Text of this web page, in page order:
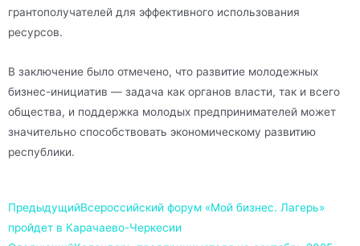
грантополучателей для эффективного использования
ресурсов.
В заключение было отмечено, что развитие молодежных
бизнес-инициатив — задача как органов власти, так и всего
общества, и поддержка молодых предпринимателей может
значительно способствовать экономическому развитию
республики.
ПредыдущийВсероссийский форум «Мой бизнес. Лагерь»
пройдет в Карачаево-Черкесии